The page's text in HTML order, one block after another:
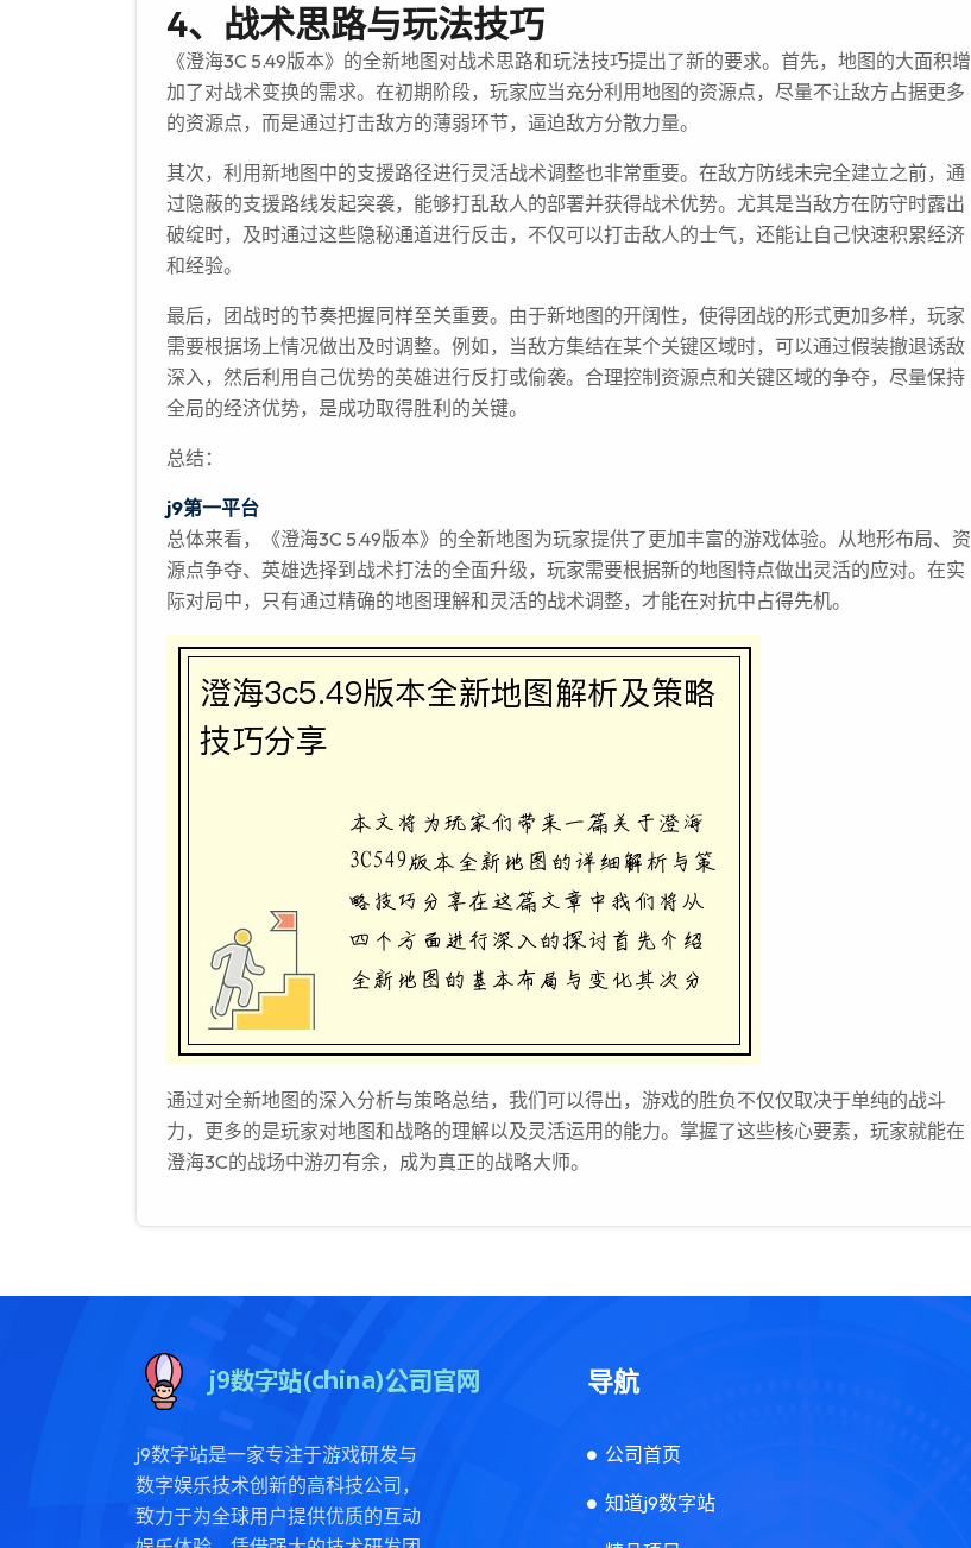
4、战术思路与玩法技巧
《澄海3C 5.49版本》的全新地图对战术思路和玩法技巧提出了新的要求。首先，地图的大面积增
加了对战术变换的需求。在初期阶段，玩家应当充分利用地图的资源点，尽量不让敌方占据更多
的资源点，而是通过打击敌方的薄弱环节，逼迫敌方分散力量。
其次，利用新地图中的支援路径进行灵活战术调整也非常重要。在敌方防线未完全建立之前，通
过隐蔽的支援路线发起突袭，能够打乱敌人的部署并获得战术优势。尤其是当敌方在防守时露出
破绽时，及时通过这些隐秘通道进行反击，不仅可以打击敌人的士气，还能让自己快速积累经济
和经验。
最后，团战时的节奏把握同样至关重要。由于新地图的开阔性，使得团战的形式更加多样，玩家
需要根据场上情况做出及时调整。例如，当敌方集结在某个关键区域时，可以通过假装撤退诱敌
深入，然后利用自己优势的英雄进行反打或偷袭。合理控制资源点和关键区域的争夺，尽量保持
全局的经济优势，是成功取得胜利的关键。
总结：
j9第一平台
总体来看，《澄海3C 5.49版本》的全新地图为玩家提供了更加丰富的游戏体验。从地形布局、资
源点争夺、英雄选择到战术打法的全面升级，玩家需要根据新的地图特点做出灵活的应对。在实
际对局中，只有通过精确的地图理解和灵活的战术调整，才能在对抗中占得先机。
通过对全新地图的深入分析与策略总结，我们可以得出，游戏的胜负不仅仅取决于单纯的战斗
力，更多的是玩家对地图和战略的理解以及灵活运用的能力。掌握了这些核心要素，玩家就能在
澄海3C的战场中游刃有余，成为真正的战略大师。
j9数字站是一家专注于游戏研发与
数字娱乐技术创新的高科技公司，
致力于为全球用户提供优质的互动
导航
公司首页
知道j9数字站